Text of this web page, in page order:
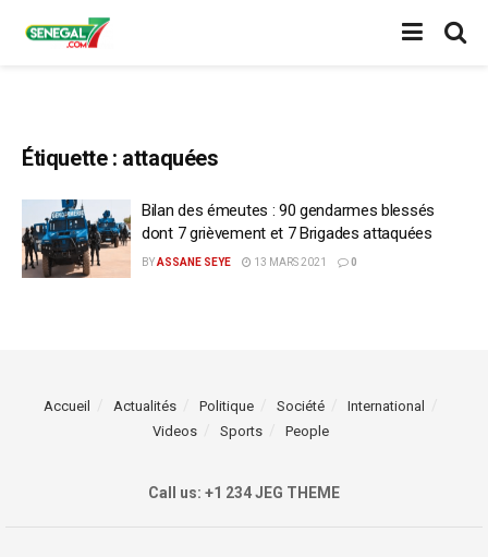
Étiquette : attaquées
Bilan des émeutes : 90 gendarmes blessés
dont 7 grièvement et 7 Brigades attaquées
BYASSANE SEYE 13 MARS 2021 0
Accueil Actualités Politique Société
International
Videos
Sports People
Call us: +1 234 JEG THEME